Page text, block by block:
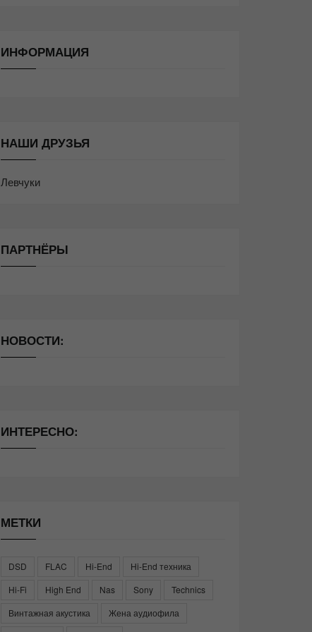
ИНФОРМАЦИЯ
НАШИ ДРУЗЬЯ
Левчуки
ПАРТНЁРЫ
НОВОСТИ:
ИНТЕРЕСНО:
МЕТКИ
DSD FLAC Hi-End
Hi-End техника
Hi-Fi
High End Nas Sony
Technics
Винтажная акустика
Жена аудиофила